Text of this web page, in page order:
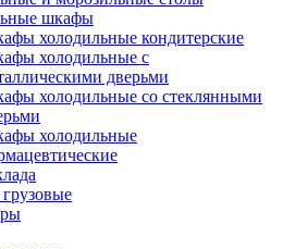
шкафы
холодильные кондитерские
холодильные с
дверьми
холодильные со стеклянными
холодильные